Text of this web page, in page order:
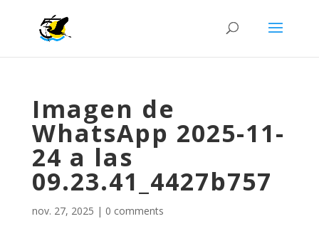
Imagen de
WhatsApp 2025-11-
24 a las
09.23.41_4427b757
nov. 27, 2025 | 0 comments